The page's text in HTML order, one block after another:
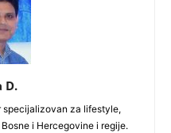
D.
specijalizovan za lifestyle,
i Hercegovine i regije.